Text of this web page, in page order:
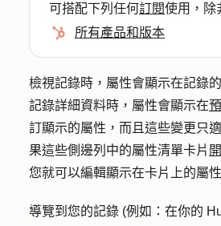
可搭配下列任何訂閱使用，除
所有產品和版本
檢視記錄時，屬性會顯示在記錄
記錄詳細資料時，屬性會顯示在
訂顯示的屬性，而且這些變更只
果這些側邊列中的屬性清單卡片
您就可以編輯顯示在卡片上的屬性
導覽到您的記錄 (例如：在你的